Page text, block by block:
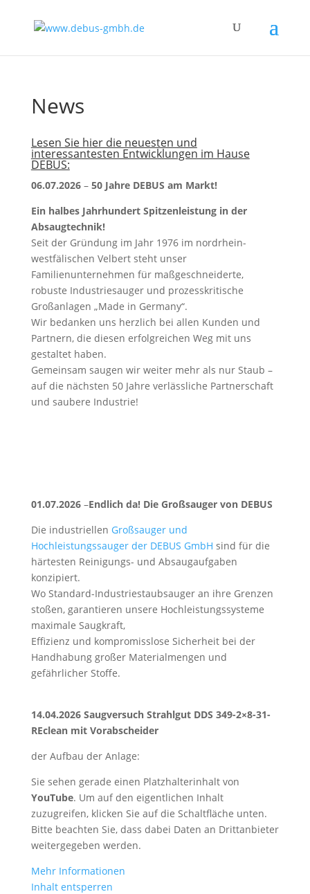
News
Lesen Sie hier die neuesten und
interessantesten Entwicklungen im Hause
DEBUS:
06.07.2026–50 Jahre DEBUS am Markt!
Ein halbes Jahrhundert Spitzenleistung in der
Absaugtechnik!
Seit der Gründung im Jahr 1976 im nordrhein-
westfälischen Velbert steht unser
Familienunternehmen für maßgeschneiderte,
robuste Industriesauger und prozesskritische
Großanlagen „Made in Germany“.
Wir bedanken uns herzlich bei allen Kunden und
Partnern, die diesen erfolgreichen Weg mit uns
gestaltet haben.
Gemeinsam saugen wir weiter mehr als nur Staub –
auf die nächsten 50 Jahre verlässliche Partnerschaft
und saubere Industrie!
01.07.2026–Endlich da! Die Großsauger von DEBUS
Die industriellen Großsauger und
Hochleistungssauger der DEBUS GmbH sind für die
härtesten Reinigungs- und Absaugaufgaben
konzipiert.
Wo Standard-Industriestaubsauger an ihre Grenzen
stoßen, garantieren unsere Hochleistungssysteme
maximale Saugkraft,
Effizienz und kompromisslose Sicherheit bei der
Handhabung großer Materialmengen und
gefährlicher Stoffe.
14.04.2026 Saugversuch Strahlgut DDS 349-2×8-31-
REclean mit Vorabscheider
der Aufbau der Anlage:
Sie sehen gerade einen Platzhalterinhalt von
YouTube. Um auf den eigentlichen Inhalt
zuzugreifen, klicken Sie auf die Schaltfläche unten.
Bitte beachten Sie, dass dabei Daten an Drittanbieter
weitergegeben werden.
Mehr Informationen
Inhalt entsperren